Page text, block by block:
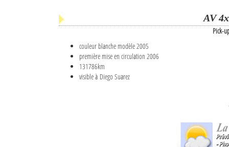
AV
Pick-
couleur blanche modèle 2005
première mise en circulation 2006
131786km
visible à Diego Suarez